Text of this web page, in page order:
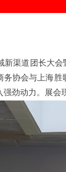
新渠道团长大
协会与上海
劲动力。展会